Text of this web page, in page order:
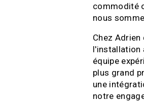
commodité
nous
Chez
l'installation
équipe
plus grand
une
notre